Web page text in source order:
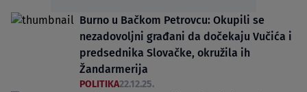
Burno u Bačkom Petrovcu: Okupili se
nezadovoljni građani da dočekaju Vučića i
predsednika Slovačke, okružila ih
Žandarmerija
POLITIKA22.12.25.